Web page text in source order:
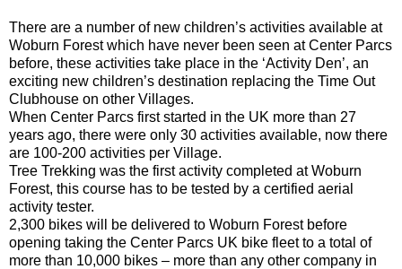
There are a number of new children’s activities available at
Woburn Forest which have never been seen at Center Parcs
before, these activities take place in the ‘Activity Den’, an
exciting new children’s destination replacing the Time Out
Clubhouse on other Villages.
When Center Parcs first started in the UK more than 27
years ago, there were only 30 activities available, now there
are 100-200 activities per Village.
Tree Trekking was the first activity completed at Woburn
Forest, this course has to be tested by a certified aerial
activity tester.
2,300 bikes will be delivered to Woburn Forest before
opening taking the Center Parcs UK bike fleet to a total of
more than 10,000 bikes – more than any other company in